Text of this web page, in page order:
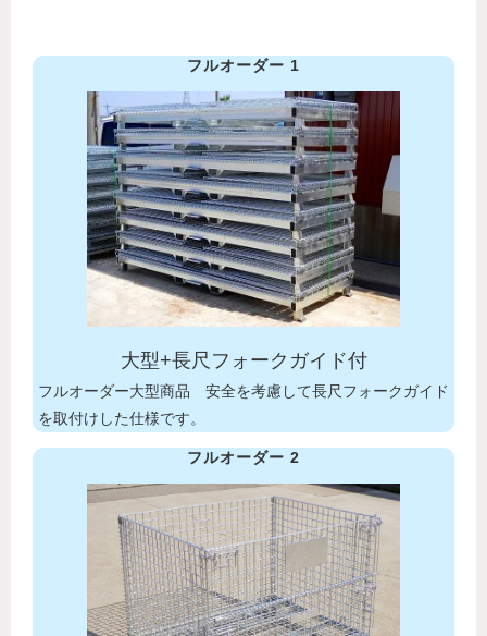
フルオーダー 1
大型+長尺フォークガイド付
フルオーダー大型商品 安全を考慮して長尺フォークガイド
を取付けした仕様です。
フルオーダー 2